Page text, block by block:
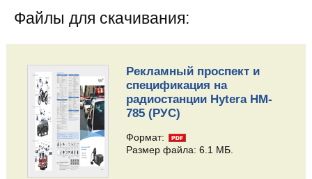
Файлы для скачивания:
Рекламный проспект и
спецификация на
радиостанции Hytera HM-
785 (РУС)
Формат:
Размер файла: 6.1 МБ.